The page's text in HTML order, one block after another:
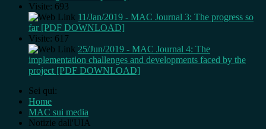
Visite: 693
11/Jan/2019 - MAC Journal 3: The progress so
far [PDF DOWNLOAD]
Visite: 617
25/Jun/2019 - MAC Journal 4: The
implementation challenges and developments faced by the
project [PDF DOWNLOAD]
Sei qui:
Home
MAC sui media
Notizie dall'UIA